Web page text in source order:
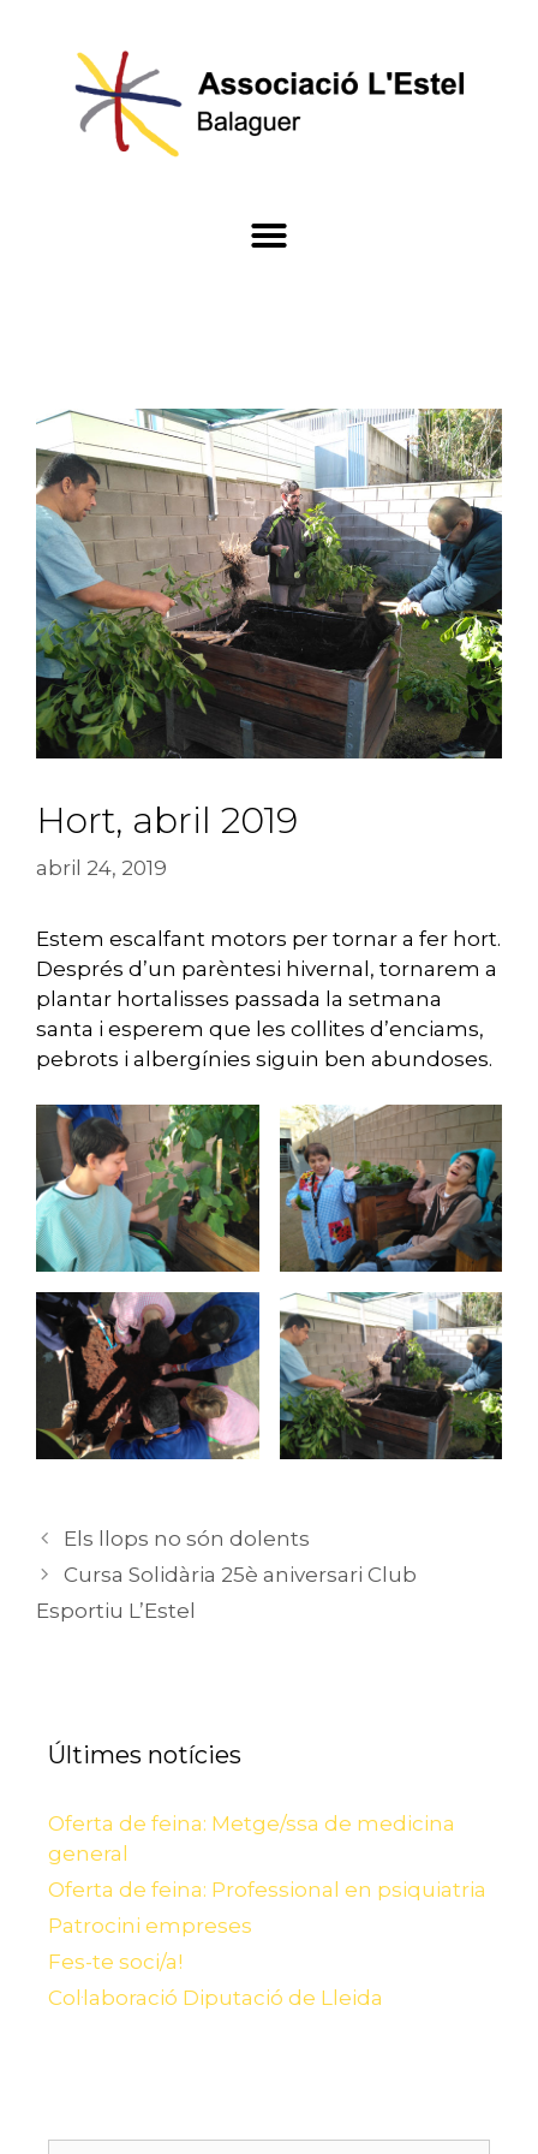
Hort, abril 2019
abril 24, 2019
Estem escalfant motors per tornar a fer hort.
Després d’un parèntesi hivernal, tornarem a
plantar hortalisses passada la setmana
santa i esperem que les collites d’enciams,
pebrots i albergínies siguin ben abundoses.
Els llops no són dolents
Cursa Solidària 25è aniversari Club
Esportiu L’Estel
Últimes notícies
Oferta de feina: Metge/ssa de medicina
general
Oferta de feina: Professional en psiquiatria
Patrocini empreses
Fes-te soci/a!
Col·laboració Diputació de Lleida